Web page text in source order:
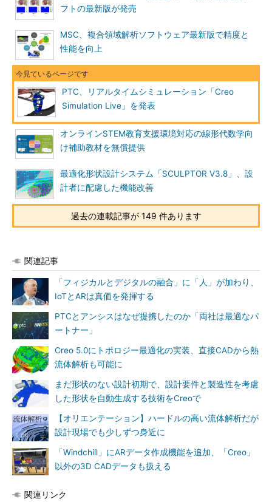
フトの最新版が発売
MSC、複合領域解析ソフトウェア最新版で精度と
性能を向上
PTC、リアルタイムシミュレーション「Creo
Simulation Live」を発表
オンラインSTEM教育支援環境対応の線形代数学向
け補助教材を無償提供
最適化形状設計システム「SCULPTOR V3.8」、設
計者に配慮した機能改善
過去の連載記事が 149 件あります
関連記事
「フィジカルとデジタルの融合」に「人」が加わり、
IoTとARは真価を発揮する
PTCとアンシスはなぜ提携したのか「両社は最適なパ
ートナー」
Creo 5.0にトポロジー最適化の実装、直接CADから熱
流体解析も可能に
まだ形状のない設計初期で、設計要件と製造性を考慮
した形状を自動生成する技術をCreoで
【オリエンテーション】ハードルの高い流体解析だが
設計現場でも少しずつ身近に
「Windchill」にARデータ作成機能を追加、「Creo」
以外の3D CADデータも扱える
関連リンク